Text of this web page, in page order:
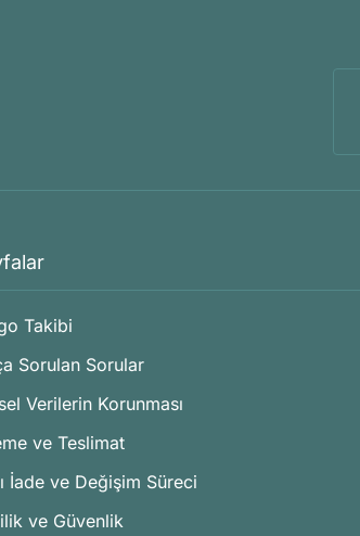
Takibi
Sorulan Sorular
Verilerin Korunması
ve Teslimat
İade ve Değişim Süreci
ve Güvenlik